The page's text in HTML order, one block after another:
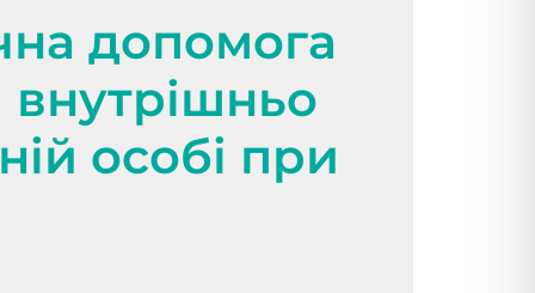
допомога
внутрішньо
особі при